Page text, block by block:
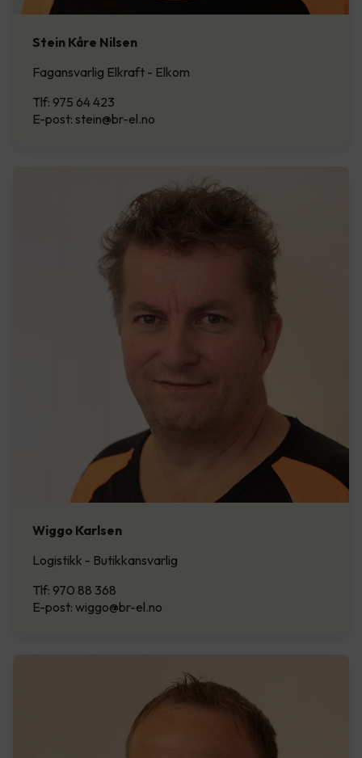
Stein Kåre Nilsen
Fagansvarlig Elkraft - Elkom
Tlf: 975 64 423
E-post: stein@br-el.no
Wiggo Karlsen
Logistikk - Butikkansvarlig
Tlf: 970 88 368
E-post: wiggo@br-el.no